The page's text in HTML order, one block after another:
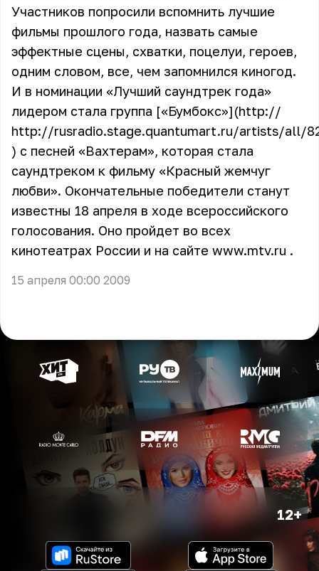
Участников попросили вспомнить лучшие
фильмы прошлого года, назвать самые
эффектные сцены, схватки, поцелуи, героев,
одним словом, все, чем запомнился киногод.
И в номинации «Лучший саундтрек года»
лидером стала группа [«Бумбокс»](http://
http://rusradio.stage.quantumart.ru/artists/all/
) с песней «Вахтерам», которая стала
саундтреком к фильму «Красный жемчуг
любви». Окончательные победители станут
известны 18 апреля в ходе всероссийского
голосования. Оно пройдет во всех
кинотеатрах России и на сайте www.mtv.ru .
15 апреля 00:00 2009
12+